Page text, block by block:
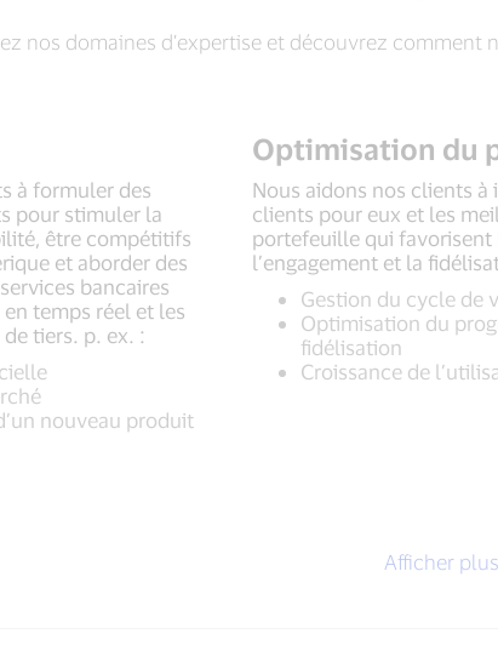
nos domaines d’expertise et découvrez comment
à formuler des
pour stimuler la
être compétitifs
et aborder des
bancaires
temps réel et les
tiers. p. ex. :
nouveau produit
Optimisation du
Nous aidons nos clients à
clients pour eux et les
portefeuille qui favorisent
l’engagement et la
Gestion du cycle de
Optimisation du
fidélisation
Croissance de
Afficher plus